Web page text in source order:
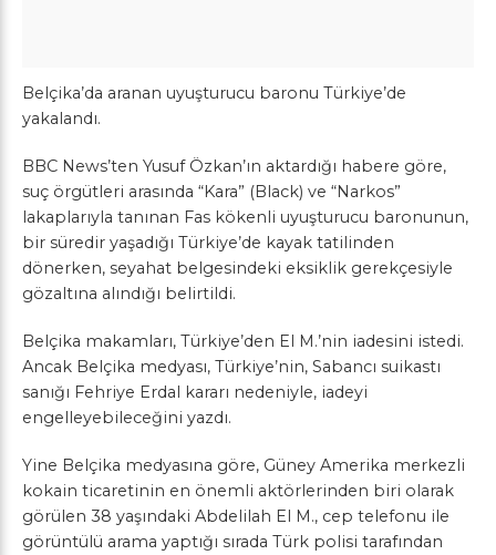
Belçika’da aranan uyuşturucu baronu Türkiye’de
yakalandı.
BBC News’ten Yusuf Özkan’ın aktardığı habere göre,
suç örgütleri arasında “Kara” (Black) ve “Narkos”
lakaplarıyla tanınan Fas kökenli uyuşturucu baronunun,
bir süredir yaşadığı Türkiye’de kayak tatilinden
dönerken, seyahat belgesindeki eksiklik gerekçesiyle
gözaltına alındığı belirtildi.
Belçika makamları, Türkiye’den El M.’nin iadesini istedi.
Ancak Belçika medyası, Türkiye’nin, Sabancı suikastı
sanığı Fehriye Erdal kararı nedeniyle, iadeyi
engelleyebileceğini yazdı.
Yine Belçika medyasına göre, Güney Amerika merkezli
kokain ticaretinin en önemli aktörlerinden biri olarak
görülen 38 yaşındaki Abdelilah El M., cep telefonu ile
görüntülü arama yaptığı sırada Türk polisi tarafından